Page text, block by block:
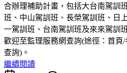
合辦理補助計畫，包括大台南駕訓
班、中山駕訓班、長榮駕訓班、日
一駕訓班、台南駕訓班及來來駕訓
歡迎至監理服務網查詢(途徑：首頁
查詢)。
繼續閱讀